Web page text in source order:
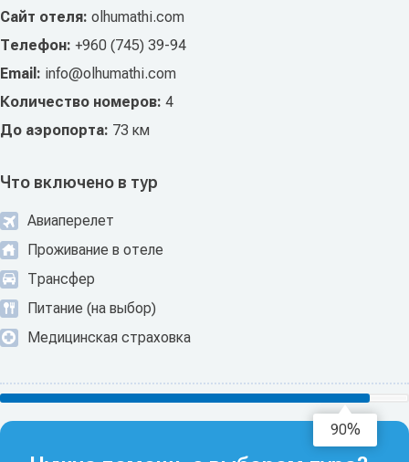
Сайт отеля: olhumathi.com
Телефон: +960 (745) 39-94
Email: info@olhumathi.com
Количество номеров: 4
До аэропорта: 73 км
Что включено в тур
Авиаперелет
Проживание в отеле
Трансфер
Питание (на выбор)
Медицинская страховка
93%